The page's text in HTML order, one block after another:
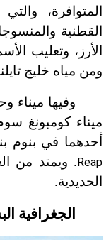
المتوافرة،
القطنية
الأرز، وتعليب
ومن مياه خليج
وفيها ميناء
ميناء كومبونغ
أحدهما في بنوم
Reap . ويمتد من
الحديدية.
الجغرافية